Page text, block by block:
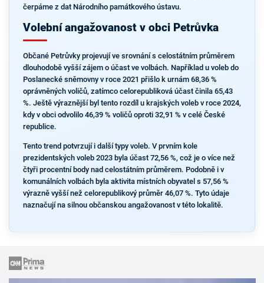
čerpáme z dat Národního památkového ústavu.
Volební angažovanost v obci Petrůvka
Občané Petrůvky projevují ve srovnání s celostátním průměrem
dlouhodobě vyšší zájem o účast ve volbách. Například u voleb do
Poslanecké sněmovny v roce 2021 přišlo k urnám 68,36 %
oprávněných voličů, zatímco celorepubliková účast činila 65,43
%. Ještě výraznější byl tento rozdíl u krajských voleb v roce 2024,
kdy v obci odvolilo 46,39 % voličů oproti 32,91 % v celé České
republice.
Tento trend potvrzují i další typy voleb. V prvním kole
prezidentských voleb 2023 byla účast 72,56 %, což je o více než
čtyři procentní body nad celostátním průměrem. Podobně i v
komunálních volbách byla aktivita místních obyvatel s 57,56 %
výrazně vyšší než celorepublikový průměr 46,07 %. Tyto údaje
naznačují na silnou občanskou angažovanost v této lokalitě.